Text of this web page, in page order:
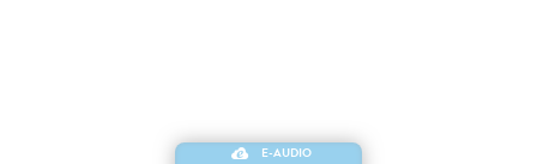
E-AUDIO